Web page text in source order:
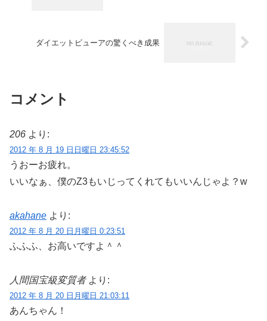
ダイエットビューアの驚くべき成果
コメント
206 より:
2012 年 8 月 19 日日曜日 23:45:52
うおーお疲れ。
いいなぁ、僕のZ3もいじってくれてもいいんじゃよ？w
akahane より:
2012 年 8 月 20 日月曜日 0:23:51
ふふふ、お高いですよ＾＾
人間国宝級変質者 より:
2012 年 8 月 20 日月曜日 21:03:11
あんちゃん！